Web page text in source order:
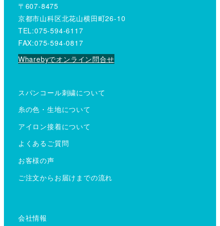
〒607-8475
京都市山科区北花山横田町26-10
TEL:075-594-6117
FAX:075-594-0817
Wharebyでオンライン問合せ
スパンコール刺繍について
糸の色・生地について
アイロン接着について
よくあるご質問
お客様の声
ご注文からお届けまでの流れ
会社情報